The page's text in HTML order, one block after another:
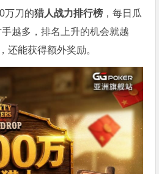
万刀的猎人战力排行榜 ，每日瓜
越多，排名上升的机会就越
还能获得额外奖励。